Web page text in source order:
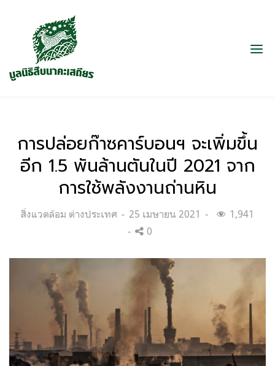
การปล่อยก๊าซคาร์บอนฯ จะเพิ่มขึ้น
อีก 1.5 พันล้านตันในปี 2021 จาก
การใช้พลังงานถ่านหิน
Categories:
สิ่งแวดล้อม ต่างประเทศ
Posted
on
25 เมษายน 2021
1,941
0